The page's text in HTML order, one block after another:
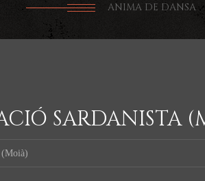
ANIMA DE DANSA
SARDANISTA
(Moià)